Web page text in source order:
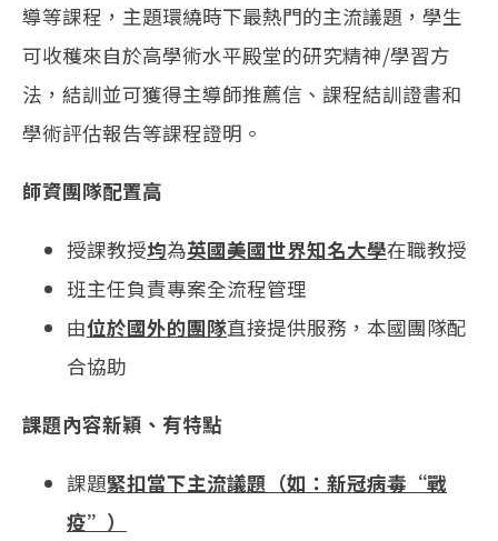
導等課程，主題環繞時下最熱門的主流議題，學生
可收穫來自於高學術水平殿堂的研究精神/學習方
法，結訓並可獲得主導師推薦信、課程結訓證書和
學術評估報告等課程證明。
師資團隊配置高
授課教授均為英國美國世界知名大學在職教授
班主任負責專案全流程管理
由位於國外的團隊直接提供服務，本國團隊配
合協助
課題內容新穎、有特點
課題緊扣當下主流議題（如：新冠病毒“戰
疫”）